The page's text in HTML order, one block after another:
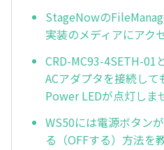
StageNowの
実装のメディアにアク
CRD-MC93-4SETH-01
ACアダプタを接続し
Power LEDが点灯しま
WS50には電源ボタン
る（OFFする）方法を